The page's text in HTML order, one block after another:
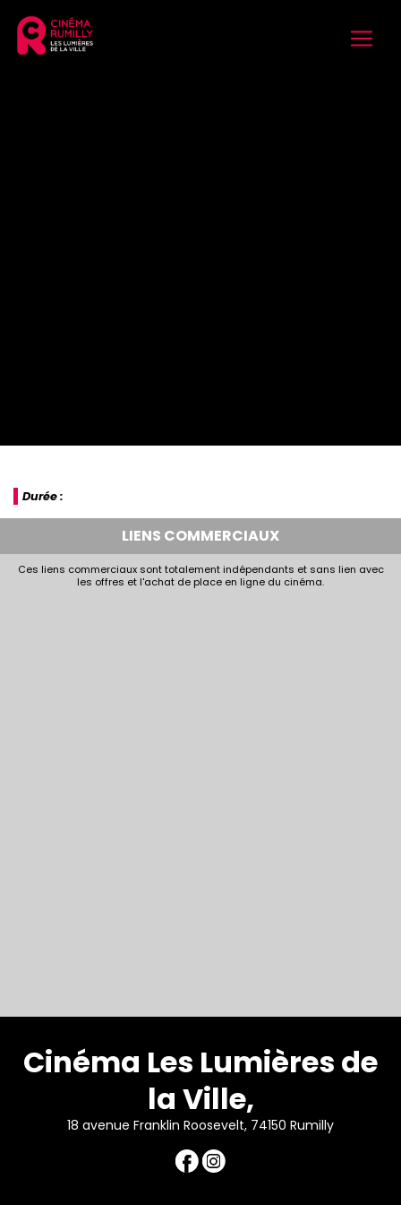
Durée :
LIENS COMMERCIAUX
Ces liens commerciaux sont totalement indépendants et sans lien avec
les offres et l'achat de place en ligne du cinéma.
Cinéma Les Lumières de
la Ville,
18 avenue Franklin Roosevelt, 74150 Rumilly